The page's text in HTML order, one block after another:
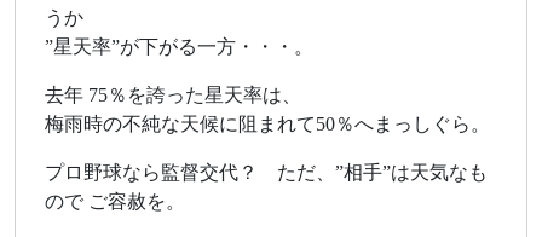
うか
”星天率”が下がる一方・・・。
去年 75％を誇った星天率は、
梅雨時の不純な天候に阻まれて50％へまっしぐら。
プロ野球なら監督交代？ ただ、”相手”は天気なも
ので ご容赦を。